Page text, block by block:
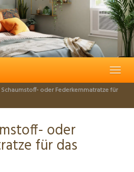
oder Federkernmatratze für
oder
für das